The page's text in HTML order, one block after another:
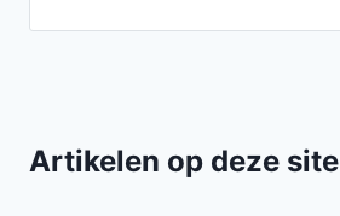
Artikelen op deze site